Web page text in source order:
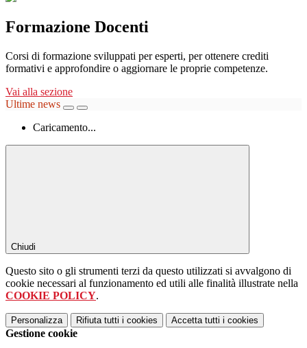
Formazione Docenti
Corsi di formazione sviluppati per esperti, per ottenere crediti
formativi e approfondire o aggiornare le proprie competenze.
Vai alla sezione
Ultime news
Caricamento...
Chiudi
Questo sito o gli strumenti terzi da questo utilizzati si avvalgono di
cookie necessari al funzionamento ed utili alle finalità illustrate nella
COOKIE POLICY.
Personalizza Rifiuta tutti i cookies Accetta tutti i cookies
Gestione cookie